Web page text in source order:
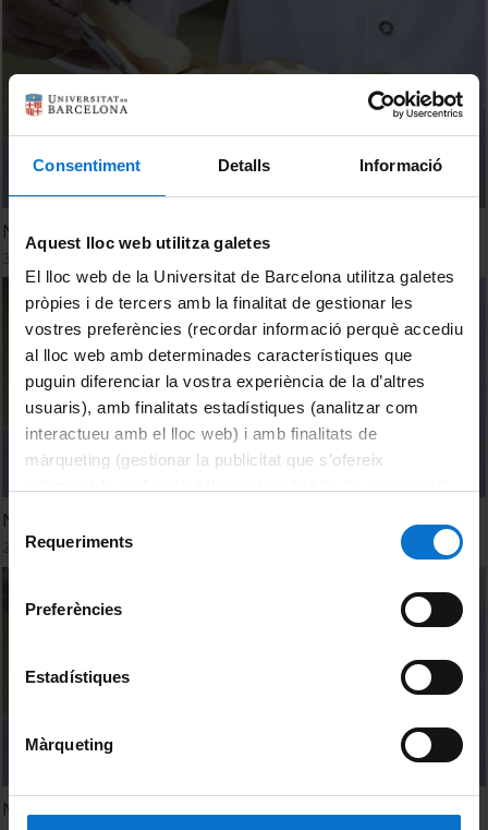
Consentiment Detalls Informació
Aquest lloc web utilitza galetes
El lloc web de la Universitat de Barcelona utilitza galetes
pròpies i de tercers amb la finalitat de gestionar les
vostres preferències (recordar informació perquè accediu
al lloc web amb determinades característiques que
puguin diferenciar la vostra experiència de la d’altres
usuaris), amb finalitats estadístiques (analitzar com
interactueu amb el lloc web) i amb finalitats de
màrqueting (gestionar la publicitat que s’ofereix
consultar laPolítica de galetes del lloc web de la
Selecció
consentiment
Requeriments
Preferències
Estadístiques
Màrqueting
Nueva estructura anatómica en el tobillo
30 Octubre, 2018
New anatomic ankle structure
29 Octubre, 2018
Nova estructura anatòmica al turmell